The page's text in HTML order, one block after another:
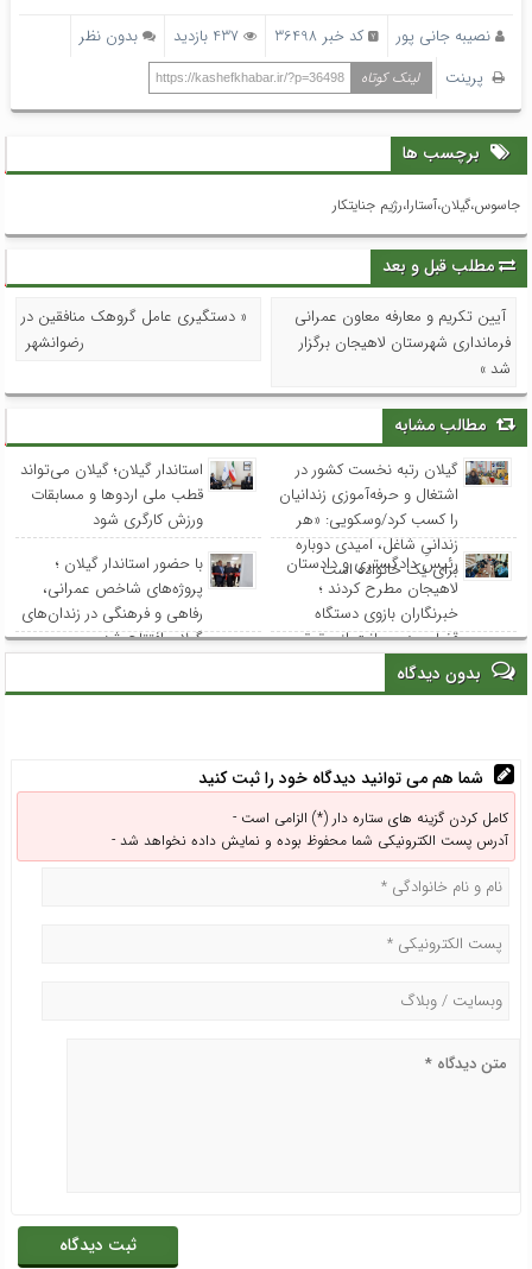
نصیبه جانی پور کد خبر 36498 437 بازدید
بدون نظر
پرینت
لینک کوتاه https://kashefkhabar.ir/?p=36498
برچسب ها
جاسوس،گیلان،آستارا،رژیم جنایتکار
مطلب قبل و بعد
آیین تکریم و معارفه معاون عمرانی
فرمانداری شهرستان لاهیجان برگزار
شد »
« دستگیری عامل گروهک منافقین در
رضوانشهر
مطالب مشابه
گیلان رتبه نخست کشور در
اشتغال و حرفه‌آموزی زندانیان
را کسب کرد/وسکویی: «هر
زندانیِ شاغل، امیدی دوباره
برای یک خانواده است
استاندار گیلان؛ گیلان می‌تواند
قطب ملی اردوها و مسابقات
ورزش کارگری شود
رئیس دادگستری و دادستان
لاهیجان مطرح کردند ؛
خبرنگاران بازوی دستگاه
قضایی در صیانت از حقوق
عامه هستند
با حضور استاندار گیلان ؛
پروژه‌های شاخص عمرانی،
رفاهی و فرهنگی در زندان‌های
گیلان افتتاح شد
بدون دیدگاه
شما هم می توانید دیدگاه خود را ثبت کنید
کامل کردن گزینه های ستاره دار (*) الزامی است -
آدرس پست الکترونیکی شما محفوظ بوده و نمایش داده نخواهد شد -